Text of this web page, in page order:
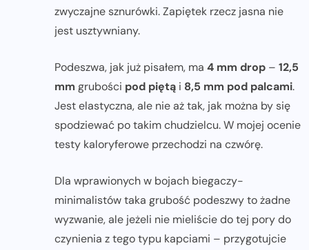
zwyczajne sznurówki. Zapiętek rzecz jasna nie
jest usztywniany.
Podeszwa, jak już pisałem, ma 4 mm drop – 12,5
mm grubości pod piętą i 8,5 mm pod palcami.
Jest elastyczna, ale nie aż tak, jak można by się
spodziewać po takim chudzielcu. W mojej ocenie
testy kaloryferowe przechodzi na czwórę.
Dla wprawionych w bojach biegaczy-
minimalistów taka grubość podeszwy to żadne
wyzwanie, ale jeżeli nie mieliście do tej pory do
czynienia z tego typu kapciami – przygotujcie